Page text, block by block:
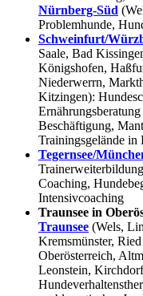
Nürnberg-Süd
Problemhunde,
Schweinfurt/
Saale, Bad
Königshofen,
Niederwerrn,
Kitzingen):
Beschäftigung,
Trainingsgelände
Tegernsee/
Coaching,
Intensivcoaching
Traunsee in
Traunsee (Wels,
Kremsmünster,
Oberösterreich,
Leonstein,